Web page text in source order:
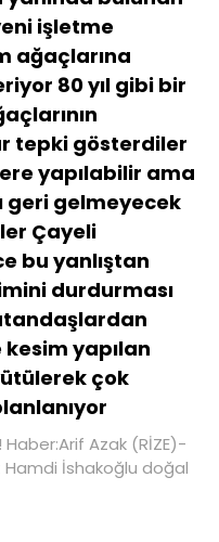
işletme
ağaçlarına
80 yıl gibi bir
tepki gösterdiler
yapılabilir ama
geri gelmeyecek
Çayeli
bu yanlıştan
durdurması
yapılan
çok
Azak (RİZE)-
Hamdi İshakoğlu doğal